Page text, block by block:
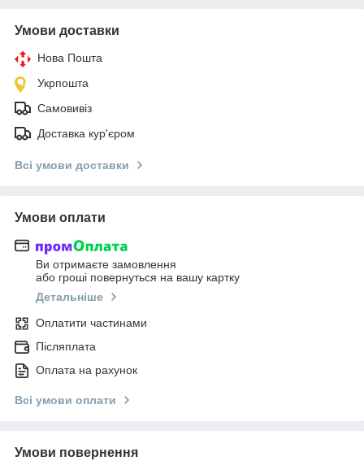
Умови доставки
Нова Пошта
Укрпошта
Самовивіз
Доставка кур'єром
Всі умови доставки
Умови оплати
Ви отримаєте замовлення
або гроші повернуться на вашу картку
Детальніше
Оплатити частинами
Післяплата
Оплата на рахунок
Всі умови оплати
Умови повернення